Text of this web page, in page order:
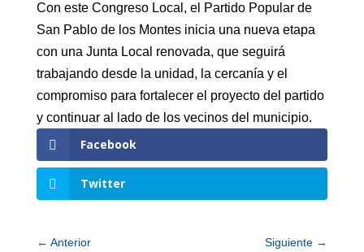
Con este Congreso Local, el Partido Popular de
San Pablo de los Montes inicia una nueva etapa
con una Junta Local renovada, que seguirá
trabajando desde la unidad, la cercanía y el
compromiso para fortalecer el proyecto del partido
y continuar al lado de los vecinos del municipio.
Facebook
Twitter
← Anterior Siguiente →